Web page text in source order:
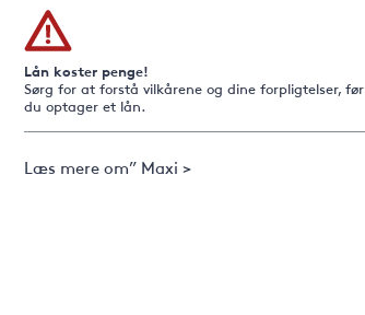
Lån koster penge!
Sørg for at forstå vilkårene og dine forpligtelser, før
du optager et lån.
Læs mere om” Maxi >